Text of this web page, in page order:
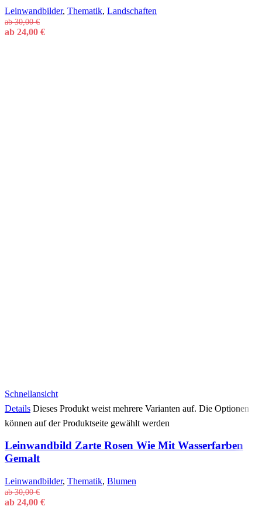
Leinwandbilder, Thematik, Landschaften
ab30,00€
ab 24,00 €
Schnellansicht
Details Dieses Produkt weist mehrere Varianten auf. Die Optionen
können auf der Produktseite gewählt werden
Leinwandbild Zarte Rosen Wie Mit Wasserfarben
Gemalt
Leinwandbilder, Thematik, Blumen
ab30,00€
ab 24,00 €